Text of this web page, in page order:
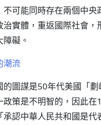
可能同時存在兩個中
實體，重返國際社會
礙。
潮流
圖謀是50年代美國「
政策是不明智的，因此
認中華人民共和國是